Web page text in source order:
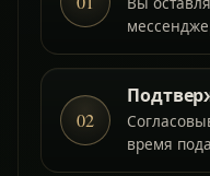
02
время